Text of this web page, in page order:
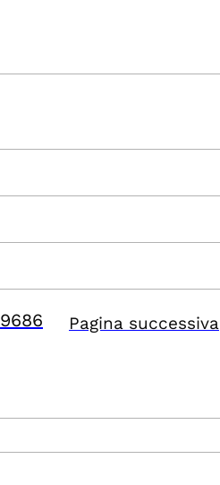
9686 Pagina successiva